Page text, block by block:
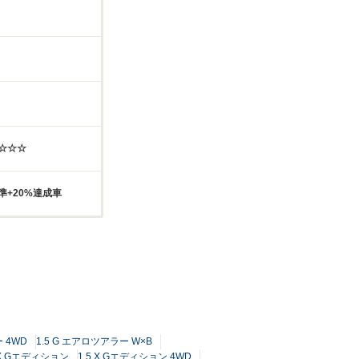
+20%達成車
4WD
1.5 G エアロツアラー W×B
Gエディション 1.5 X Gエディション 4WD